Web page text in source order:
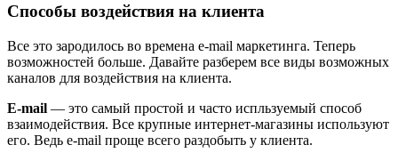
Способы воздействия на клиента
Все это зародилось во времена e-mail маркетинга. Теперь
возможностей больше. Давайте разберем все виды возможных
каналов для воздействия на клиента.
E-mail — это самый простой и часто испльзуемый способ
взаимодействия. Все крупные интернет-магазины используют
его. Ведь e-mail проще всего раздобыть у клиента.